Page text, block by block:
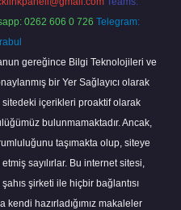
0262 606 0 726 Telegram:
gereğince Bilgi Teknolojileri ve
bir Yer Sağlayıcı olarak
içerikleri proaktif olarak
bulunmamaktadır. Ancak,
taşımakta olup, siteye
sayılırlar. Bu internet sitesi,
şirketi ile hiçbir bağlantısı
kendi hazırladığımız makaleler